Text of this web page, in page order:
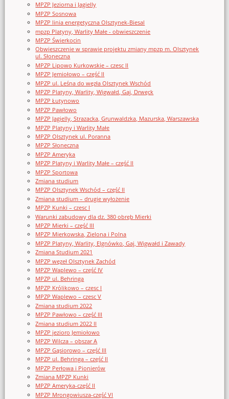
MPZP Jeziorna i Jagielly
MPZP Sosnowa
MPZP linia energetyczna Olsztynek-Biesal
mpzp Platyny, Warlity Małe - obwieszczenie
MPZP Świerkocin
Obwieszczenie w sprawie projektu zmiany mpzp m. Olsztynek
ul. Słoneczna
MPZP Lipowo Kurkowskie – czesc II
MPZP Jemiołowo – część II
MPZP ul. Leśna do węzła Olsztynek Wschód
MPZP Platyny, Warlity, Wigwałd, Gaj, Drwęck
MPZP Łutynowo
MPZP Pawłowo
MPZP Jagielly, Strazacka, Grunwaldzka, Mazurska, Warszawska
MPZP Platyny i Warlity Małe
MPZP Olsztynek ul. Poranna
MPZP Słoneczna
MPZP Ameryka
MPZP Platyny i Warlity Małe – część II
MPZP Sportowa
Zmiana studium
MPZP Olsztynek Wschód – część II
Zmiana studium – drugie wyłożenie
MPZP Kunki – czesc I
Warunki zabudowy dla dz. 380 obręb Mierki
MPZP Mierki – część III
MPZP Mierkowska, Zielona i Polna
MPZP Platyny, Warlity, Elgnówko, Gaj, Wigwałd i Zawady
Zmiana Studium 2021
MPZP węzeł Olsztynek Zachód
MPZP Waplewo – część IV
MPZP ul. Behringa
MPZP Królikowo – czesc I
MPZP Waplewo – czesc V
Zmiana studium 2022
MPZP Pawłowo – część III
Zmiana studium 2022 II
MPZP jezioro Jemiołowo
MPZP Wilcza – obszar A
MPZP Gąsiorowo – część III
MPZP ul. Behringa – część II
MPZP Perłowa i Pionierów
Zmiana MPZP Kunki
MPZP Ameryka-część II
MPZP Mrongowiusza-część VI